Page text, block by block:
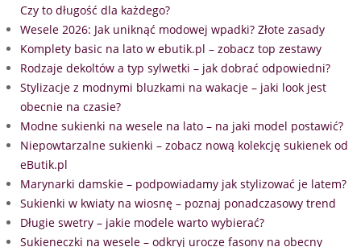
Czy to długość dla każdego?
Wesele 2026: Jak uniknąć modowej wpadki? Złote zasady
Komplety basic na lato w ebutik.pl – zobacz top zestawy
Rodzaje dekoltów a typ sylwetki – jak dobrać odpowiedni?
Stylizacje z modnymi bluzkami na wakacje – jaki look jest
obecnie na czasie?
Modne sukienki na wesele na lato – na jaki model postawić?
Niepowtarzalne sukienki – zobacz nową kolekcję sukienek od
eButik.pl
Marynarki damskie – podpowiadamy jak stylizować je latem?
Sukienki w kwiaty na wiosnę – poznaj ponadczasowy trend
Długie swetry – jakie modele warto wybierać?
Sukieneczki na wesele – odkryj urocze fasony na obecny